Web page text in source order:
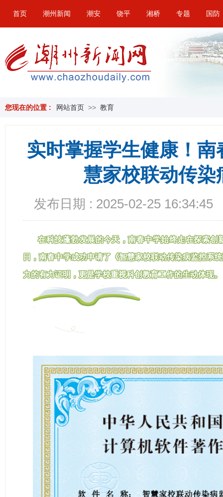
首页 潮州新闻 潮安 饶平 湘桥 专题 国防
您现在的位置 : 网站首页 >> 教育
实时掌握学生健康！
慧家校联动传染
发布日期 : 2025-02-25 16:34:45
在科技蓬勃发展的今天，南春中学始终走在探索
日，南春中学成功申请了《智慧家校联动传染病监控系
力的有力证明，更是学校重视科创教育工作的生动体现。